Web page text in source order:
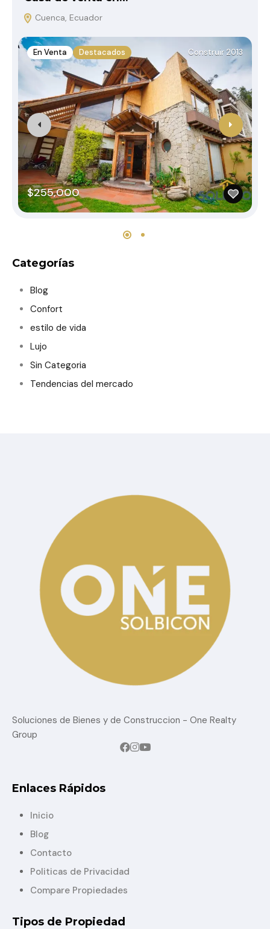
Cuenca, Ecuador
En Venta Destacados Construir 2013
$255,000
Categorías
Blog
Confort
estilo de vida
Lujo
Sin Categoria
Tendencias del mercado
Soluciones de Bienes y de Construccion - One Realty
Group
Enlaces Rápidos
Inicio
Blog
Contacto
Politicas de Privacidad
Compare Propiedades
Tipos de Propiedad